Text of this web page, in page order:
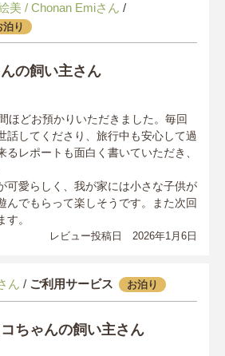
美 / Chonan Emiさん /
泊り
の飼い主さん
ほどお預かりいただきました。毎回
話してくださり、旅行中も安心して過
るレポートも面白く書いていただき、
可愛らしく、我が家には小さな子供が
んでもらって楽しそうです。また次回
。
レビュー投稿日 2026年1月6日
ん / ご利用サービス お泊り
ちゃんの飼い主さん